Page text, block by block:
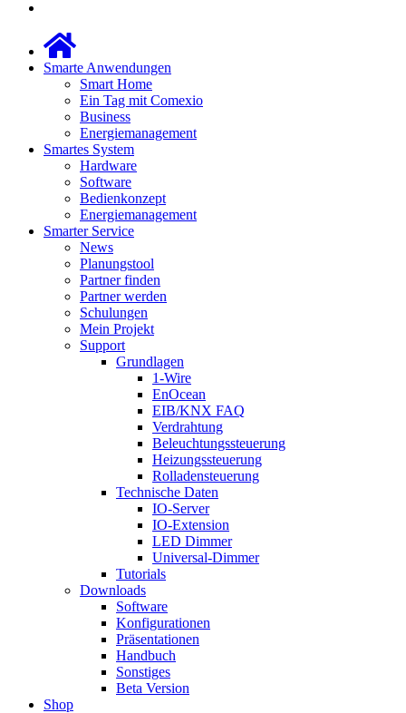
Smarte Anwendungen
Smart Home
Ein Tag mit Comexio
Business
Energiemanagement
Smartes System
Hardware
Software
Bedienkonzept
Energiemanagement
Smarter Service
News
Planungstool
Partner finden
Partner werden
Schulungen
Mein Projekt
Support
Grundlagen
1-Wire
EnOcean
EIB/KNX FAQ
Verdrahtung
Beleuchtungssteuerung
Heizungssteuerung
Rolladensteuerung
Technische Daten
IO-Server
IO-Extension
LED Dimmer
Universal-Dimmer
Tutorials
Downloads
Software
Konfigurationen
Präsentationen
Handbuch
Sonstiges
Beta Version
Shop